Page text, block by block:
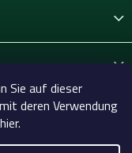
Sie auf dieser
deren Verwendung